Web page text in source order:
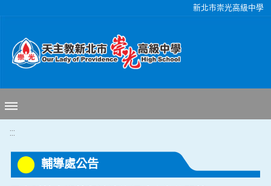
新北市崇光高級中學
:::
輔導處公告